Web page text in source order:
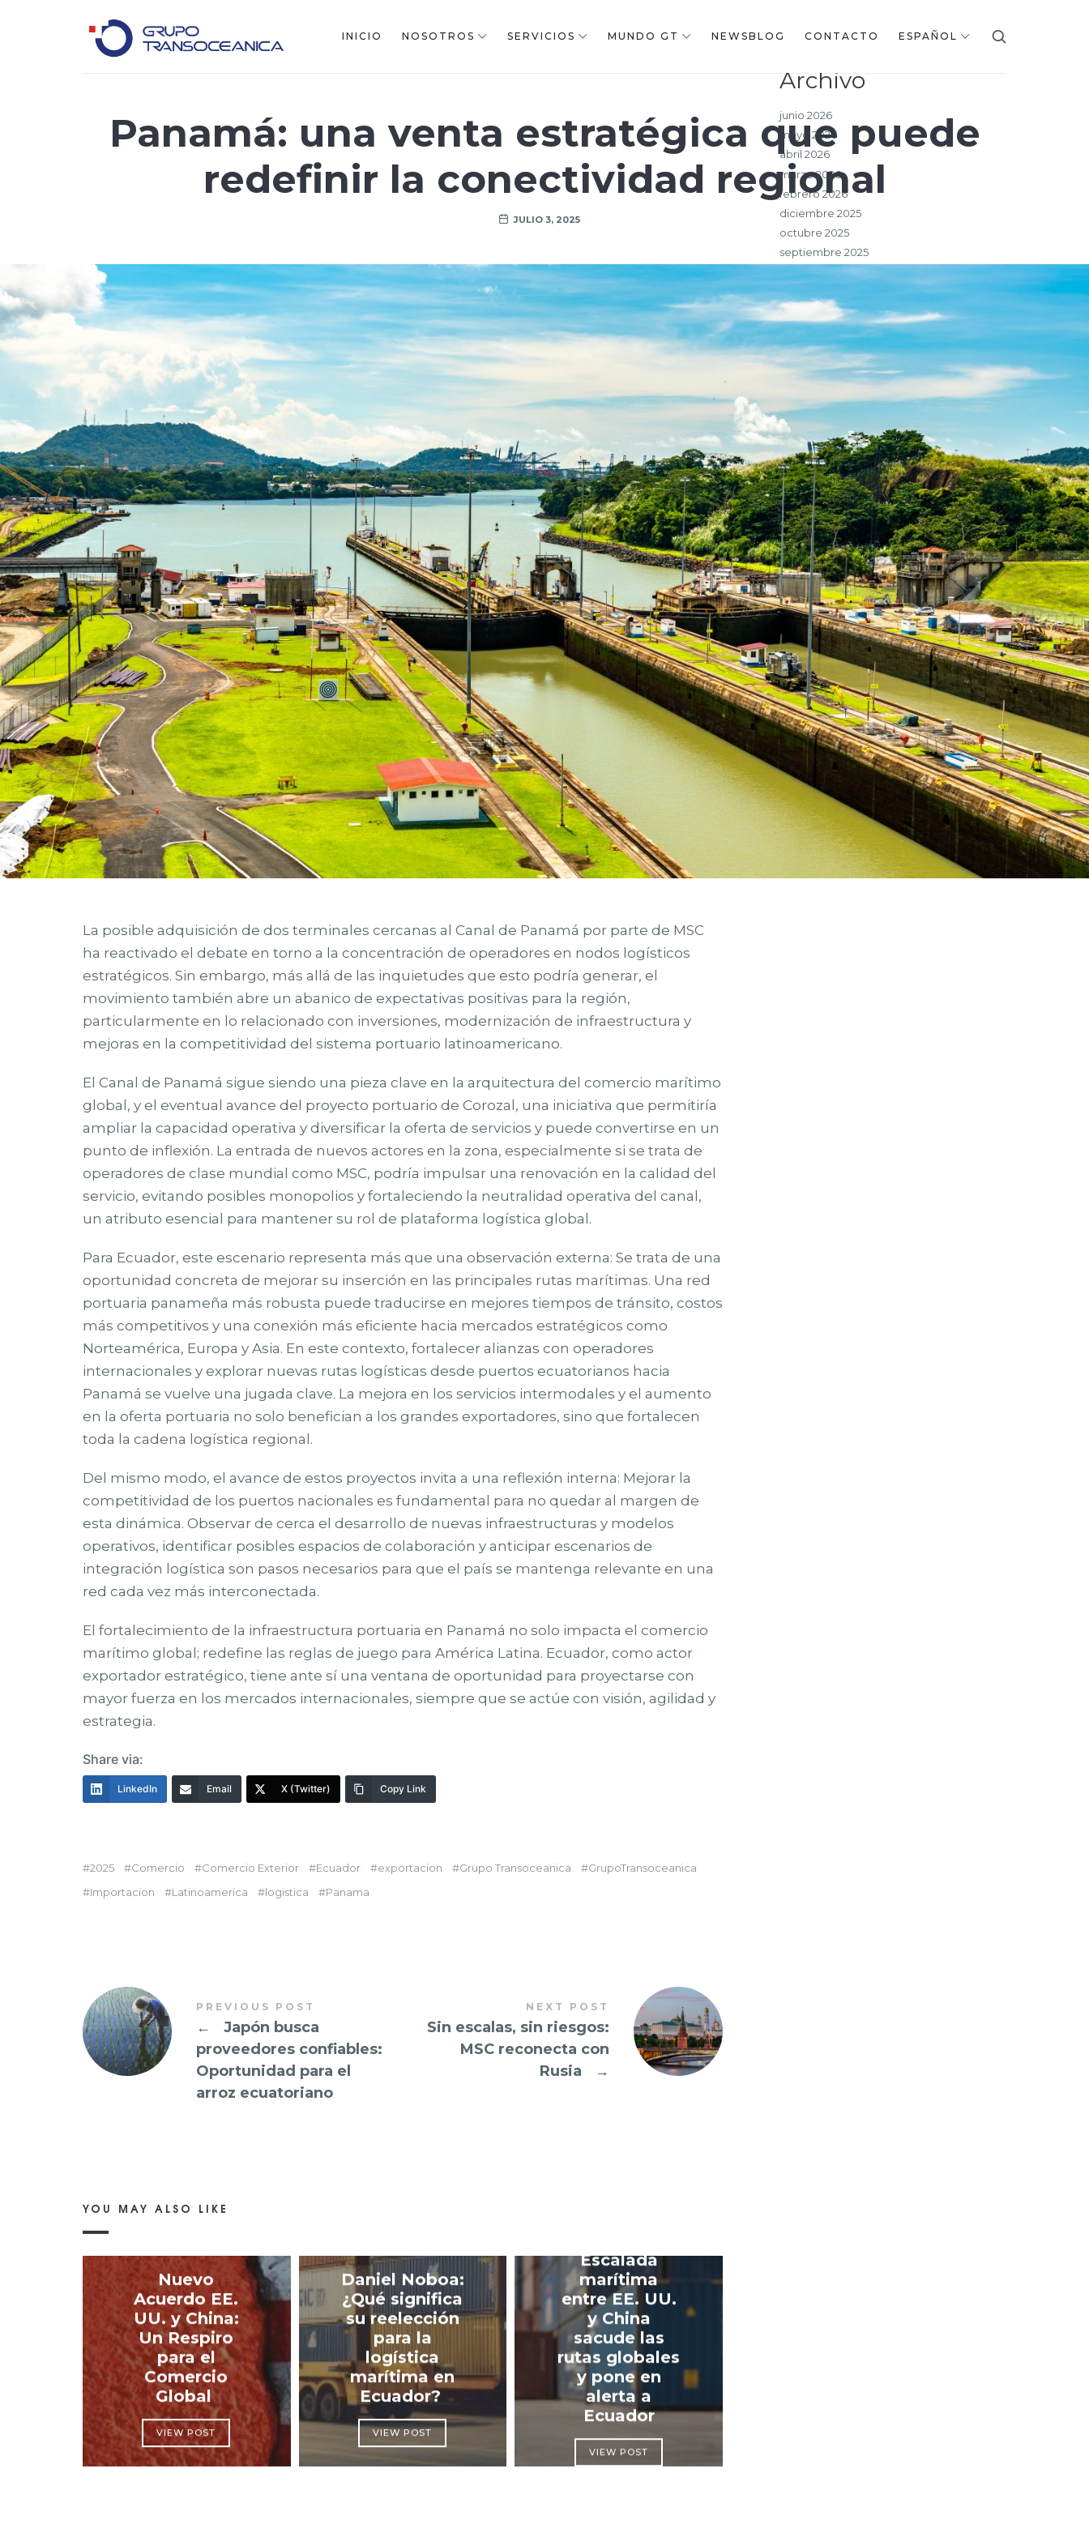
INICIO NOSOTROS SERVICIOS MUNDO GT NEWSBLOG CONTACTO ESPAÑOL
Panamá: una venta estratégica que puede
redefinir la conectividad regional
JULIO 3, 2025
La posible adquisición de dos terminales cercanas al Canal de Panamá por parte de MSC
ha reactivado el debate en torno a la concentración de operadores en nodos logísticos
estratégicos. Sin embargo, más allá de las inquietudes que esto podría generar, el
movimiento también abre un abanico de expectativas positivas para la región,
particularmente en lo relacionado con inversiones, modernización de infraestructura y
mejoras en la competitividad del sistema portuario latinoamericano.
El Canal de Panamá sigue siendo una pieza clave en la arquitectura del comercio marítimo
global, y el eventual avance del proyecto portuario de Corozal, una iniciativa que permitiría
ampliar la capacidad operativa y diversificar la oferta de servicios y puede convertirse en un
punto de inflexión. La entrada de nuevos actores en la zona, especialmente si se trata de
operadores de clase mundial como MSC, podría impulsar una renovación en la calidad del
servicio, evitando posibles monopolios y fortaleciendo la neutralidad operativa del canal,
un atributo esencial para mantener su rol de plataforma logística global.
Para Ecuador, este escenario representa más que una observación externa: Se trata de una
oportunidad concreta de mejorar su inserción en las principales rutas marítimas. Una red
portuaria panameña más robusta puede traducirse en mejores tiempos de tránsito, costos
más competitivos y una conexión más eficiente hacia mercados estratégicos como
Norteamérica, Europa y Asia. En este contexto, fortalecer alianzas con operadores
internacionales y explorar nuevas rutas logísticas desde puertos ecuatorianos hacia
Panamá se vuelve una jugada clave. La mejora en los servicios intermodales y el aumento
en la oferta portuaria no solo benefician a los grandes exportadores, sino que fortalecen
toda la cadena logística regional.
Del mismo modo, el avance de estos proyectos invita a una reflexión interna: Mejorar la
competitividad de los puertos nacionales es fundamental para no quedar al margen de
esta dinámica. Observar de cerca el desarrollo de nuevas infraestructuras y modelos
operativos, identificar posibles espacios de colaboración y anticipar escenarios de
integración logística son pasos necesarios para que el país se mantenga relevante en una
red cada vez más interconectada.
El fortalecimiento de la infraestructura portuaria en Panamá no solo impacta el comercio
marítimo global; redefine las reglas de juego para América Latina. Ecuador, como actor
exportador estratégico, tiene ante sí una ventana de oportunidad para proyectarse con
mayor fuerza en los mercados internacionales, siempre que se actúe con visión, agilidad y
estrategia.
Share via:
LinkedIn Email X (Twitter) Copy Link
2025 Comercio Comercio Exterior Ecuador exportacion Grupo Transoceanica
GrupoTransoceanica
Importacion
Latinoamerica logistica Panama
PREVIOUS POST
←
Japón busca
proveedores confiables:
Oportunidad para el
arroz ecuatoriano
NEXT POST
Sin escalas, sin riesgos:
MSC reconecta con
Rusia
→
YOU MAY ALSO LIKE
Nuevo
Acuerdo EE.
UU. y China:
Un Respiro
para el
Comercio
Global
VIEW POST
Daniel Noboa:
¿Qué significa
su reelección
para la
logística
marítima en
Ecuador?
VIEW POST
Escalada
marítima
entre EE. UU.
y China
sacude las
rutas globales
y pone en
alerta a
Ecuador
VIEW POST
Archivo
junio 2026
mayo 2026
abril 2026
marzo 2026
febrero 2026
diciembre 2025
octubre 2025
septiembre 2025
julio 2025
junio 2025
mayo 2025
febrero 2025
diciembre 2024
Categoría
Noticias Transoceanica
Uncategorized